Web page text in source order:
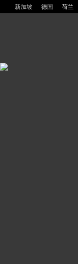
新加坡 德国 荷兰